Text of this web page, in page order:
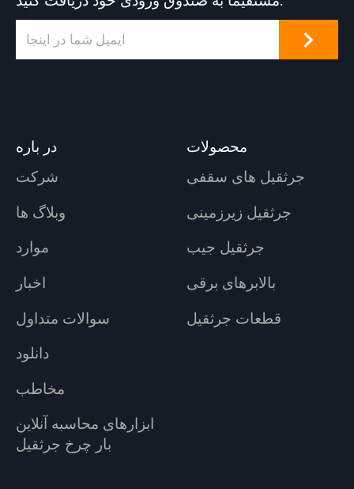
در باره
شرکت
وبلاگ ها
موارد
اخبار
سوالات متداول
دانلود
مخاطب
ابزارهای محاسبه آنلاین
بار چرخ جرثقیل
محصولات
جرثقیل های سقفی
جرثقیل زیرزمینی
جرثقیل جیب
بالابرهای برقی
قطعات جرثقیل